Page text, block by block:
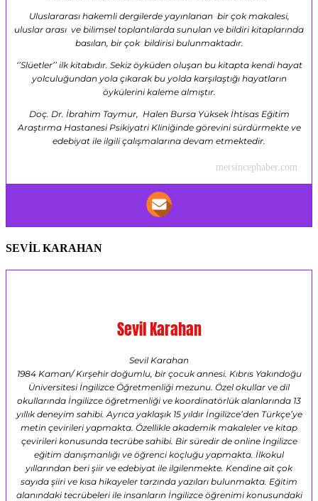
Uluslararası hakemli dergilerde yayınlanan bir çok makalesi,
uluslar arası ve bilimsel toplantılarda sunulan ve bildiri kitaplarında
basılan, bir çok bildirisi bulunmaktadır.
‘’Slüetler’’ ilk kitabıdır. Sekiz öyküden oluşan bu kitapta kendi hayat
yolculuğundan yola çıkarak bu yolda karşılaştığı hayatların
öykülerini kaleme almıştır.
Doç. Dr. İbrahim Taymur, Halen Bursa Yüksek İhtisas Eğitim
Araştırma Hastanesi Psikiyatri Kliniğinde görevini sürdürmekte ve
edebiyat ile ilgili çalışmalarına devam etmektedir.
mersincephaber.com
SEVİL KARAHAN
Sevil Karahan
Sevil Karahan
1984 Kaman/ Kırşehir doğumlu, bir çocuk annesi. Kıbrıs Yakındoğu
Üniversitesi İngilizce Öğretmenliği mezunu. Özel okullar ve dil
okullarında İngilizce öğretmenliği ve koordinatörlük alanlarında 13
yıllık deneyim sahibi. Ayrıca yaklaşık 15 yıldır İngilizce’den Türkçe’ye
metin çevirileri yapmakta. Özellikle akademik makaleler ve kitap
çevirileri konusunda tecrübe sahibi. Bir süredir de online İngilizce
eğitim danışmanlığı ve öğrenci koçluğu yapmakta. İlkokul
yıllarından beri şiir ve edebiyat ile ilgilenmekte. Kendine ait çok
sayıda şiiri ve kısa hikayeler tarzında yazıları bulunmakta. Eğitim
alanındaki tecrübeleri ile insanların İngilizce öğrenimi konusundaki